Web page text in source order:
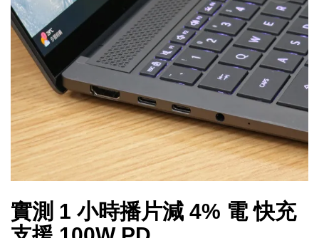
實測 1 小時播片減 4% 電 快充